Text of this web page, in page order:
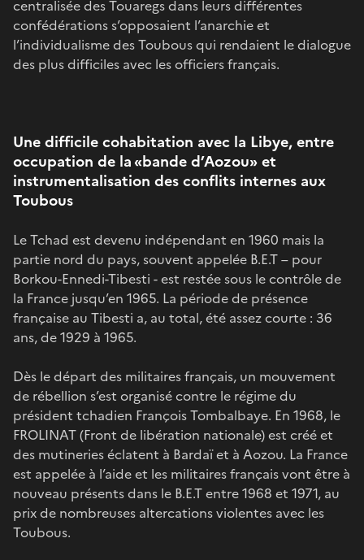
centralisée des Touaregs dans leurs différentes
confédérations s’opposaient l’anarchie et
l’individualisme des Toubous qui rendaient le dialogue
des plus difficiles avec les officiers français.
Une difficile cohabitation avec la Libye, entre
occupation de la «bande d’Aozou» et
instrumentalisation des conflits internes aux
Toubous
Le Tchad est devenu indépendant en 1960 mais la
partie nord du pays, souvent appelée B.E.T – pour
Borkou-Ennedi-Tibesti - est restée sous le contrôle de
la France jusqu’en 1965. La période de présence
française au Tibesti a, au total, été assez courte : 36
ans, de 1929 à 1965.
Dès le départ des militaires français, un mouvement
de rébellion s’est organisé contre le régime du
président tchadien François Tombalbaye. En 1968, le
FROLINAT (Front de libération nationale) est créé et
des mutineries éclatent à Bardaï et à Aozou. La France
est appelée à l’aide et les militaires français vont être à
nouveau présents dans le B.E.T entre 1968 et 1971, au
prix de nombreuses altercations violentes avec les
Toubous.